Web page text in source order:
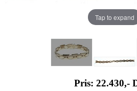
Tap to expand
Pris: 22.430,-